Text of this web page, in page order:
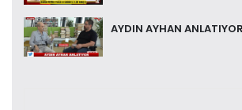
AYDIN AYHAN